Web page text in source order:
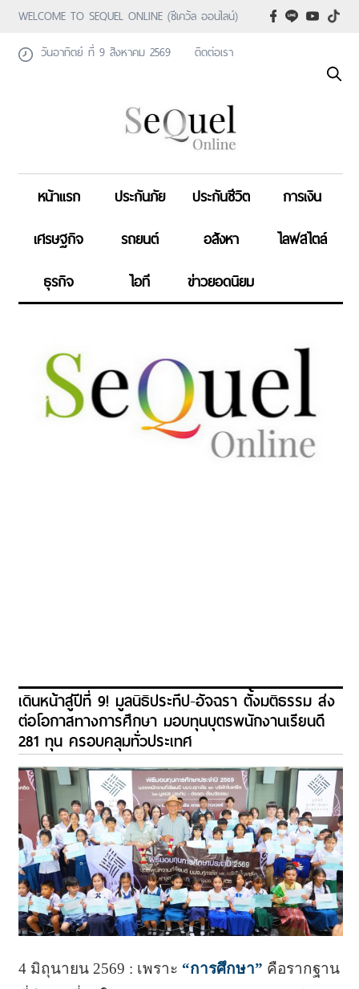
WELCOME TO SEQUEL ONLINE (ซีเคว้ล ออนไลน์)
วันอาทิตย์ ที่ 9 สิงหาคม 2569
ติดต่อเรา
หน้าแรก ประกันภัย ประกันชีวิต
การเงิน
เศรษฐกิจ
รถยนต์ อสังหา
ไลฟสไตล์
ธุรกิจ
ไอที ข่าวยอดนิยม
เดินหน้าสู่ปีที่ 9! มูลนิธิประทีป-อัจฉรา ตั้งมติธรรม ส่ง
ต่อโอกาสทางการศึกษา มอบทุนบุตรพนักงานเรียนดี
281 ทุน ครอบคลุมทั่วประเทศ
4 มิถุนายน 2569 : เพราะ “การศึกษา” คือรากฐาน